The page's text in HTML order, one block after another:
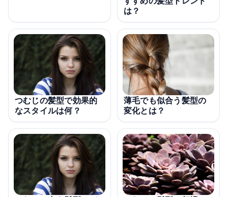
は？
つむじの髪型で効果的
なスタイルは何？
薄毛でも似合う髪型の
変化とは？